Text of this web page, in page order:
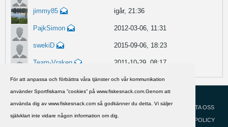
För att anpassa och förbättra våra tjänster och vår kommunikation
använder Sportfiskarna ”cookies” på www.fiskesnack.com.Genom att
använda dig av www.fiskesnack.com så godkänner du detta. Vi säljer
självklart inte vidare någon information om dig.
jimmy85 igår, 21:36
PajkSimon 2012-03-06, 11:31
swekiD 2015-09-06, 18:23
Team-Vraken 2011-10-29, 08:17
HJÄLP
KONTAKTA OSS
COOKIEPOLICY